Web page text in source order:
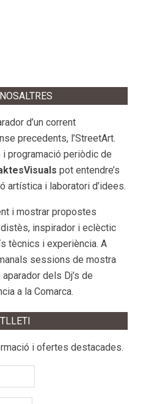
d’un corrent
precedents, l’StreetArt.
programació periòdic de
pot entendre’s
artística i laboratori d’idees.
i mostrar propostes
inspirador i eclèctic
tècnics i experiència. A
sessions de mostra
dels Dj’s de
a la Comarca.
i ofertes destacades.